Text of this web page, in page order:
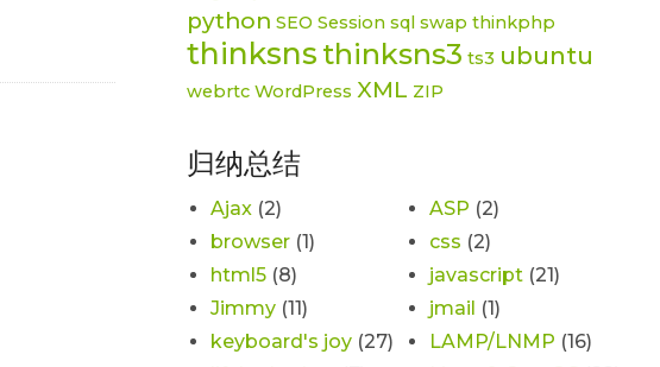
python SEO Session sql swap thinkphp
thinksns thinksns3 ts3 ubuntu
webrtc WordPress XML ZIP
归纳总结
Ajax (2) ASP (2)
browser (1) css (2)
html5 (8) javascript (21)
Jimmy (11) jmail (1)
keyboard's joy (27) LAMP/LNMP (16)